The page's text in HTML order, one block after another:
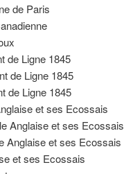
de Paris
de Ligne 1845
de Ligne 1845
de Ligne 1845
et ses Ecossais
Anglaise et ses Ecossais
Anglaise et ses Ecossais
et ses Ecossais